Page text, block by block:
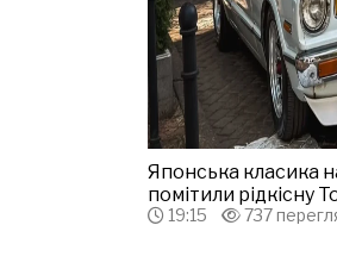
Японська класика
помітили рідкісну
19:15 737